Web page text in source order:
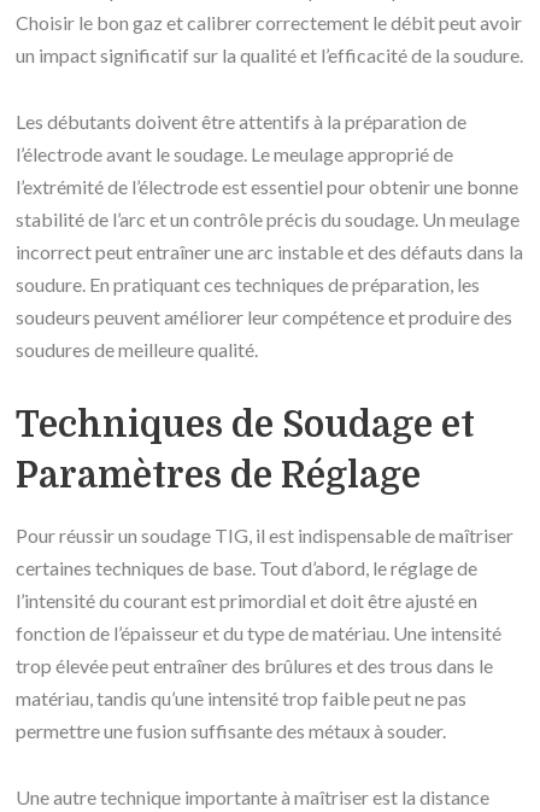
Choisir le bon gaz et calibrer correctement le débit peut avoir
un impact significatif sur la qualité et l’efficacité de la soudure.
Les débutants doivent être attentifs à la préparation de
l’électrode avant le soudage. Le meulage approprié de
l’extrémité de l’électrode est essentiel pour obtenir une bonne
stabilité de l’arc et un contrôle précis du soudage. Un meulage
incorrect peut entraîner une arc instable et des défauts dans la
soudure. En pratiquant ces techniques de préparation, les
soudeurs peuvent améliorer leur compétence et produire des
soudures de meilleure qualité.
Techniques de Soudage et
Paramètres de Réglage
Pour réussir un soudage TIG, il est indispensable de maîtriser
certaines techniques de base. Tout d’abord, le réglage de
l’intensité du courant est primordial et doit être ajusté en
fonction de l’épaisseur et du type de matériau. Une intensité
trop élevée peut entraîner des brûlures et des trous dans le
matériau, tandis qu’une intensité trop faible peut ne pas
permettre une fusion suffisante des métaux à souder.
Une autre technique importante à maîtriser est la distance